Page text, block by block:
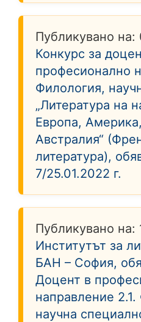
Публикувано на:
Конкурс за
професионално
Филология,
„Литература на
Европа,
Австралия“
литература),
7/25.01.2022 г.
Публикувано на:
Институтът за
БАН – София,
Доцент в
направление
научна